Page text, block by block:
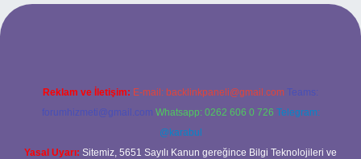
giriş
Reklam ve İletişim: E-mail: backlinkpaneli@gmail.com Teams:
forumhizmeti@gmail.com Whatsapp: 0262 606 0 726 Telegram:
@karabul
Yasal Uyarı: Sitemiz, 5651 Sayılı Kanun gereğince Bilgi Teknolojileri ve